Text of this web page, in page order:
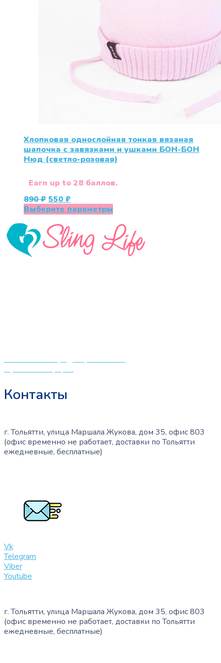
Хлопковая однослойная тонкая вязаная
шапочка с завязками и ушками БОН-БОН
Нюд (светло-розовая)
Earn up to 28 баллов.
890₽ Первоначальная
цена
890 ₽.
550₽Текущая
цена:
Выберите параметры
имеет
несколько
вариаций.
Опции
Политика конфиденциальности
Публичная оферта
Контакты
г. Тольятти, улица Маршала Жукова, дом 35, офис 803
(офис временно не работает, доставки по Тольятти
ежедневные, бесплатные)
Vk
Telegram
Viber
Youtube
г. Тольятти, улица Маршала Жукова, дом 35, офис 803
(офис временно не работает, доставки по Тольятти
ежедневные, бесплатные)